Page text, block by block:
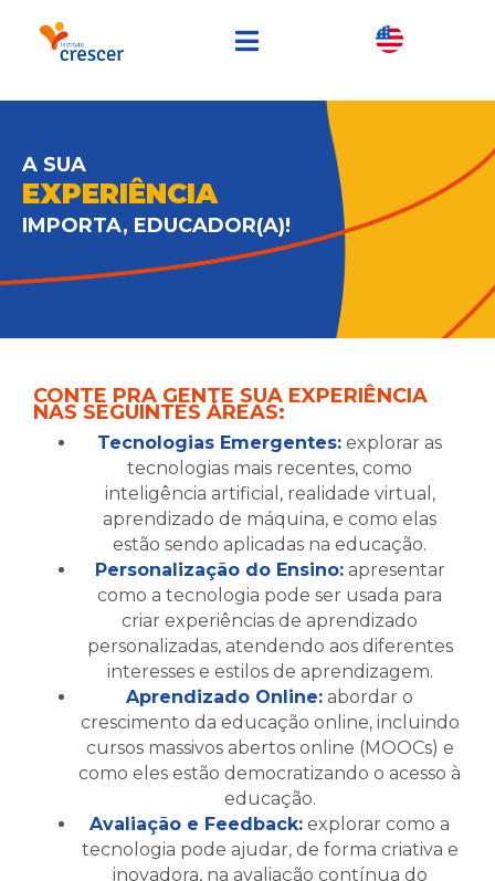
A SUA
EXPERIÊNCIA
IMPORTA, EDUCADOR(A)!
CONTE PRA GENTE SUA EXPERIÊNCIA
NAS SEGUINTES ÁREAS:
Tecnologias Emergentes: explorar as
tecnologias mais recentes, como
inteligência artificial, realidade virtual,
aprendizado de máquina, e como elas
estão sendo aplicadas na educação.
Personalização do Ensino:apresentar
como a tecnologia pode ser usada para
criar experiências de aprendizado
personalizadas, atendendo aos diferentes
interesses e estilos de aprendizagem.
Aprendizado Online: abordar o
crescimento da educação online, incluindo
cursos massivos abertos online (MOOCs) e
como eles estão democratizando o acesso à
educação.
Avaliação e Feedback: explorar como a
tecnologia pode ajudar, de forma criativa e
inovadora, na avaliação contínua do